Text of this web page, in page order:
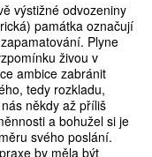
výstižné odvozeniny
památka označují
Plyne
živou v
ambice zabránit
tedy rozkladu,
někdy až příliš
a bohužel si je
svého poslání.
by měla být